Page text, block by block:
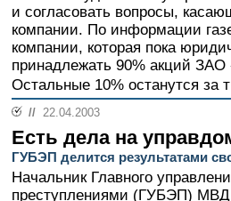
и согласовать вопросы,
компании. По информации
компании, которая пока
принадлежать 90% акций ЗАО
Остальные 10% останутся за
// 22.04.2003
Есть дела на
ГУБЭП делится результатами
Начальник Главного
преступлениями (ГУБЭП)